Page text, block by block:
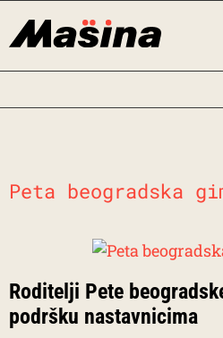
Peta beogradska
Roditelji Pete
podršku nastavnicima